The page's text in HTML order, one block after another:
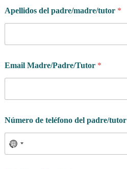
Apellidos del padre/madre/tutor *
Email Madre/Padre/Tutor *
Número de teléfono del padre/tutor